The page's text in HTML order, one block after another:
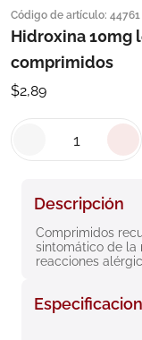
Código de artículo: 44761
Hidroxina 10mg
comprimidos
$2,89
Descripción
Comprimidos
sintomático de la
reacciones
1. eucerin
cerave
7. degraler
8. roche posay
9. isdin
10.neumoflux